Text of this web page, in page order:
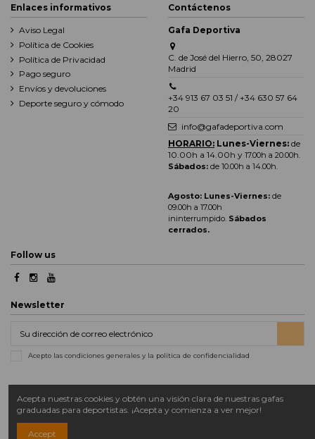
Enlaces informativos
Aviso Legal
Política de Cookies
Política de Privacidad
Pago seguro
Envíos y devoluciones
Deporte seguro y cómodo
Contáctenos
Gafa Deportiva
C. de José del Hierro, 50, 28027
Madrid
+34 913 67 03 51 / +34 630 57 64
20
info@gafadeportiva.com
HORARIO: Lunes-Viernes: de
10.00h a 14.00h y 17.00h a 20.00h.
Sábados: de 10.00h a 14.00h.
Agosto: Lunes-Viernes: de
09.00h a 17.00h
ininterrumpido. Sábados
cerrados.
Follow us
Newsletter
Acepto las condiciones generales y la política de confidencialidad
Acepta nuestras cookies y obtén una visión clara de nuestras gafas
graduadas para deportistas. ¡Acepta y comienza a ver mejor!
Accept